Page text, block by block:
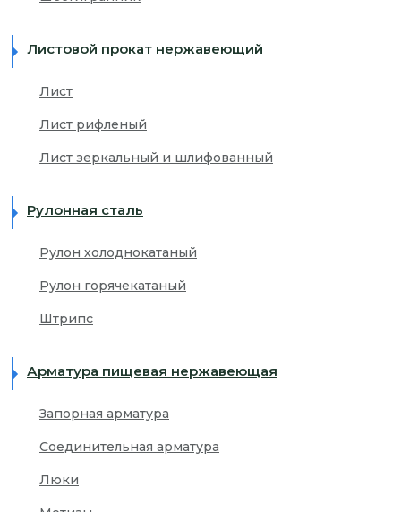
Листовой прокат нержавеющий
Лист
Лист рифленый
Лист зеркальный и шлифованный
Рулонная сталь
Рулон холоднокатаный
Рулон горячекатаный
Штрипс
Арматура пищевая нержавеющая
Запорная арматура
Соединительная арматура
Люки